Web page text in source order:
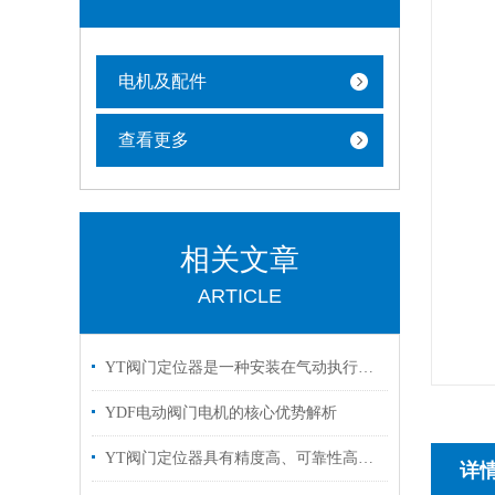
电机及配件
查看更多
相关文章
ARTICLE
YT阀门定位器是一种安装在气动执行机构上的反馈控制装置
YDF电动阀门电机的核心优势解析
YT阀门定位器具有精度高、可靠性高等优点
详